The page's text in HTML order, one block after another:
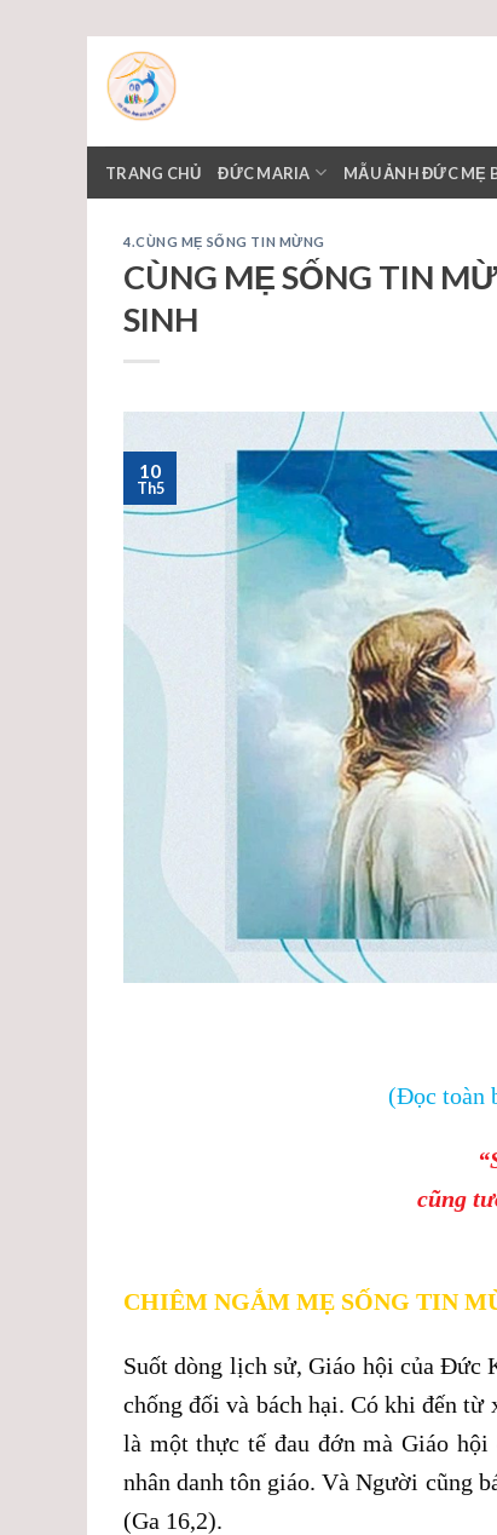
content
TRANG CHỦ ĐỨC MARIA MẪU ẢNH ĐỨC MẸ
4.CÙNG MẸ SỐNG TIN MỪNG
CÙNG MẸ SỐNG TIN
SINH
10
Th5
(Đọc toàn
cũng
CHIÊM NGẮM MẸ SỐNG TIN
Suốt dòng lịch sử, Giáo hội của Đức
chống đối và bách hại. Có khi đến
là một thực tế đau đớn mà Giáo
nhân danh tôn giáo. Và Người cũng
(Ga 16,2).